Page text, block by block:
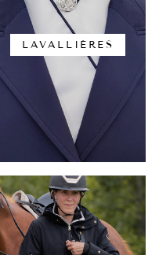
LAVALLIÈRES